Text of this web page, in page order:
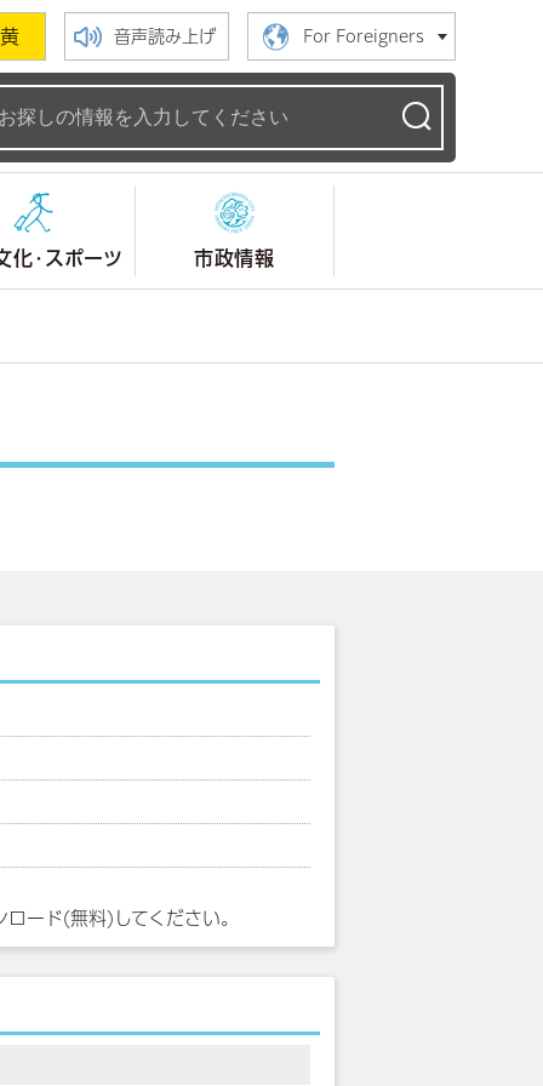
黄 音声読み上げ For Foreigners
化・スポーツ 市政情報
ロード(無料)してください。